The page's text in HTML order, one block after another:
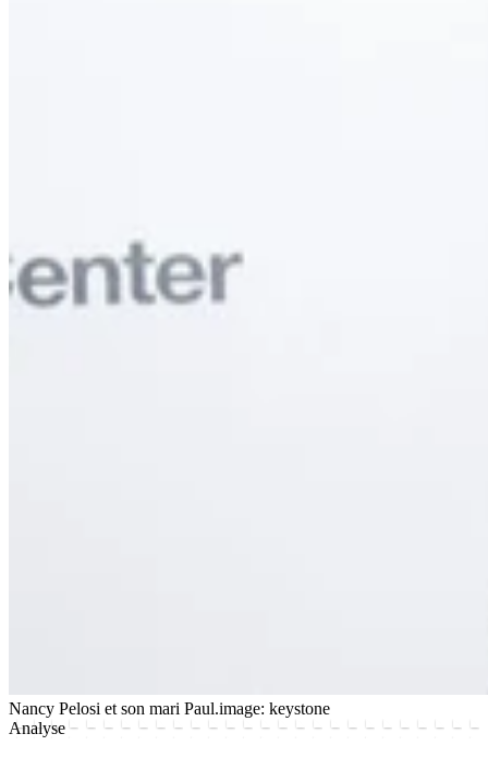
Nancy Pelosi et son mari Paul.image: keystone
Analyse